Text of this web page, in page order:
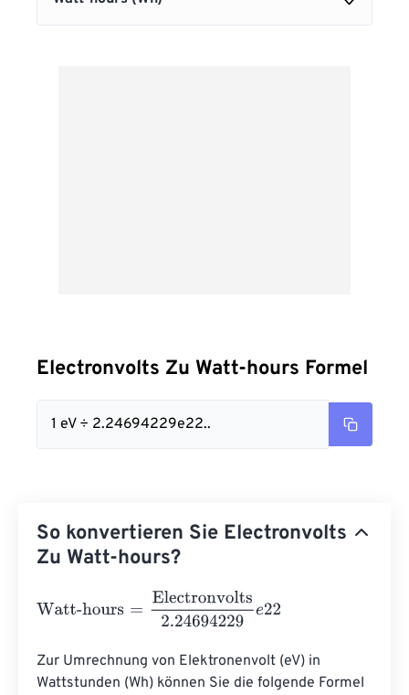
Electronvolts Zu Watt-hours Formel
1 eV ÷ 2.24694229e22..
So konvertieren Sie Electronvolts
Zu Watt-hours?
Watt-hours Electronvolts2.24694229
Zur Umrechnung von Elektronenvolt (eV) in
Wattstunden (Wh) können Sie die folgende Formel